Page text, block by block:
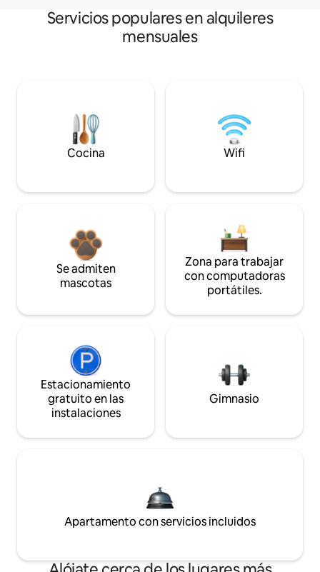
Servicios populares en alquileres
mensuales
Cocina Wifi
Se admiten
mascotas
Zona para trabajar
con computadoras
portátiles.
Estacionamiento
gratuito en las
instalaciones
Gimnasio
Apartamento con servicios incluidos